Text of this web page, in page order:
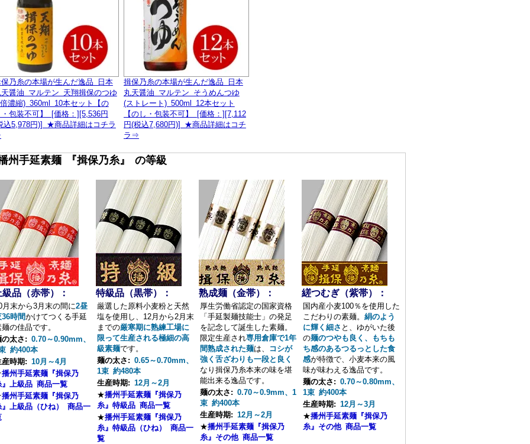
乃糸の本場が生んだ逸品 日本
天醤油 マルテン 天翔揖保のつゆ
濃縮) 360ml 10本セット【の
包装不可】 [価格：][5,536円
込5,978円)] ★商品詳細はコチラ
揖保乃糸の本場が生んだ逸品 日本
丸天醤油 マルテン そうめんつゆ
(ストレート) 500ml 12本セット
【のし・包装不可】 [価格：][7,112
円(税込7,680円)] ★商品詳細はコチ
ラ⇒
州手延素麺 『揖保乃糸』 の等級
級品（赤帯）：
月末から3月末の間に2昼
36時間かけてつくる手延
の佳品です。
の太さ: 0.70～0.90mm、
約400本
産時期: 10月～4月
播州手延素麺『揖保乃
』上級品 商品一覧
播州手延素麺『揖保乃
』上級品（ひね） 商品一
特級品（黒帯）：
厳選した原料小麦粉と天然
塩を使用し、12月から2月末
までの厳寒期に熟練工場に
限って生産される極細の高
級素麺です。
麺の太さ: 0.65～0.70mm、
1束 約480本
生産時期: 12月～2月
★播州手延素麺『揖保乃
糸』特級品 商品一覧
★播州手延素麺『揖保乃
糸』特級品（ひね） 商品一
覧
熟成麺（金帯）：
厚生労働省認定の国家資格
「手延製麺技能士」の発足
を記念して誕生した素麺。
限定生産され専用倉庫で1年
間熟成された麺は、
コシが
強く舌ざわりも一段と良く
なり揖保乃糸本来の味を堪
能出来る逸品です。
麺の太さ: 0.70～0.9mm、1
束 約400本
生産時期: 12月～2月
★播州手延素麺『揖保乃
糸』その他 商品一覧
縒つむぎ（紫帯）：
国内産小麦100％を使用した
こだわりの素麺。 絹のよう
に輝く細さ と、ゆがいた後
の麺のつやも良く、もちも
ち感のあるつるっとした食
感が特徴で、小麦本来の風
味が味わえる逸品です。
麺の太さ: 0.70～0.80mm、
1束 約400本
生産時期: 12月～3月
★播州手延素麺『揖保乃
糸』その他 商品一覧